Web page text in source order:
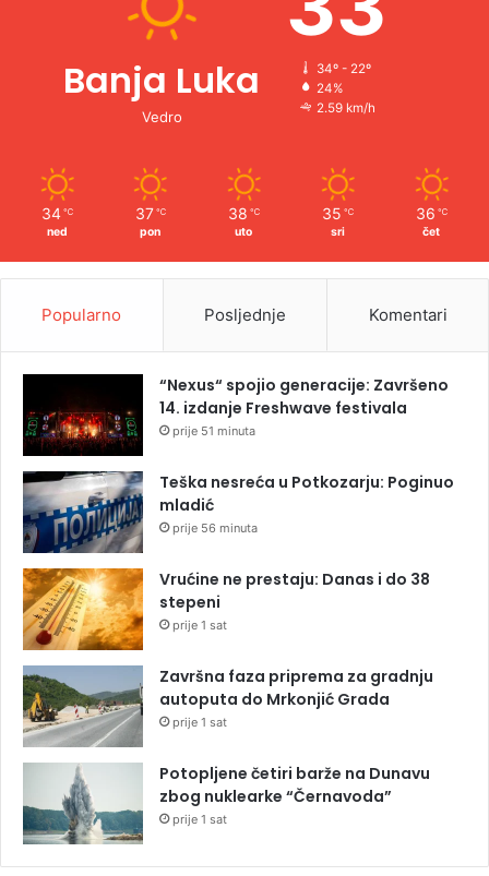
Banja Luka
Vedro
34º - 22º
24%
2.59 km/h
34 ℃
ned
37 ℃
pon
38 ℃
uto
35 ℃
sri
36 ℃
čet
Popularno Posljednje Komentari
“Nexus“ spojio generacije: Završeno
14. izdanje Freshwave festivala
prije 51 minuta
Teška nesreća u Potkozarju: Poginuo
mladić
prije 56 minuta
Vrućine ne prestaju: Danas i do 38
stepeni
prije 1 sat
Završna faza priprema za gradnju
autoputa do Mrkonjić Grada
prije 1 sat
Potopljene četiri barže na Dunavu
zbog nuklearke “Černavoda”
prije 1 sat